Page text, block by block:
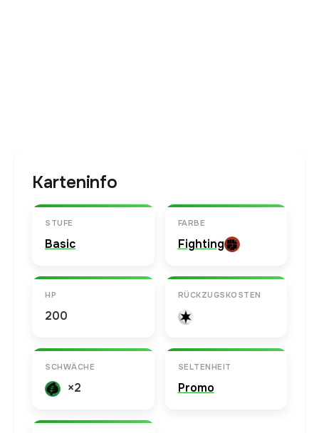
Karteninfo
STUFE
Basic
FARBE
Fighting
HP
200
RÜCKZUGSKOSTEN
SCHWÄCHE
×2
SELTENHEIT
Promo